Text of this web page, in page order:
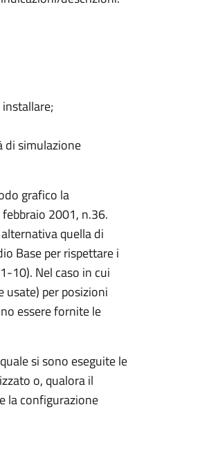
di simulazione
grafico la
2001, n.36.
quella di
Base per rispettare i
10). Nel caso in cui
per posizioni
essere fornite le
si sono eseguite le
o, qualora il
la configurazione